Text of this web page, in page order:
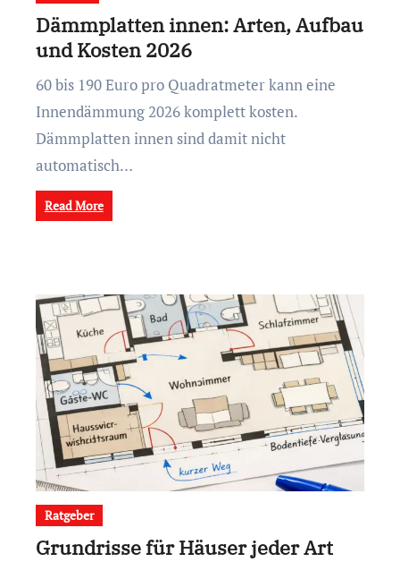
Dämmplatten innen: Arten, Aufbau
und Kosten 2026
60 bis 190 Euro pro Quadratmeter kann eine
Innendämmung 2026 komplett kosten.
Dämmplatten innen sind damit nicht
automatisch…
Read More
Ratgeber
Grundrisse für Häuser jeder Art